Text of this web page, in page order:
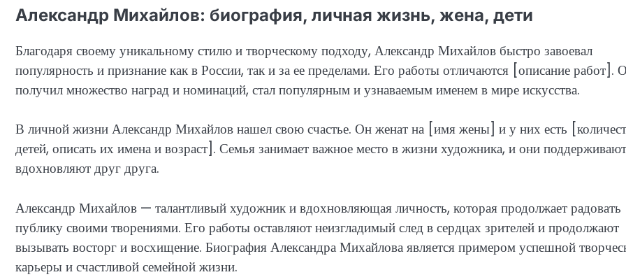
Александр Михайлов: биография, личная жизнь, жена, дети
Благодаря своему уникальному стилю и творческому подходу, Александр Михайлов быстро завоевал
популярность и признание как в России, так и за ее пределами. Его работы отличаются [описание работ].
получил множество наград и номинаций, стал популярным и узнаваемым именем в мире искусства.
В личной жизни Александр Михайлов нашел свою счастье. Он женат на [имя жены] и у них есть
детей, описать их имена и возраст]. Семья занимает важное место в жизни художника, и они
вдохновляют друг друга.
Александр Михайлов — талантливый художник и вдохновляющая личность, которая продолжает радовать
публику своими творениями. Его работы оставляют неизгладимый след в сердцах зрителей и продолжают
вызывать восторг и восхищение. Биография Александра Михайлова является примером успешной
карьеры и счастливой семейной жизни.